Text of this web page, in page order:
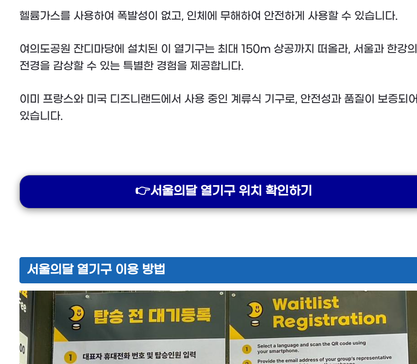
헬륨가스를 사용하여 폭발성이 없고, 인체에 무해하여 안전하게 사용할 수 있습니다.
여의도공원 잔디마당에 설치된 이 열기구는 최대 150m 상공까지 떠올라, 서울과 한강의
전경을 감상할 수 있는 특별한 경험을 제공합니다.
이미 프랑스와 미국 디즈니랜드에서 사용 중인 계류식 기구로, 안전성과 품질이 보증되어
있습니다.
👉서울의달 열기구 위치 확인하기
서울의달 열기구 이용 방법